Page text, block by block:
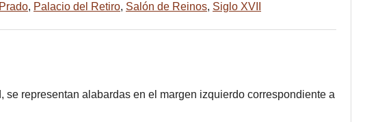
, Palacio del Retiro, Salón de Reinos, Siglo XVII
representan alabardas en el margen izquierdo correspondiente a